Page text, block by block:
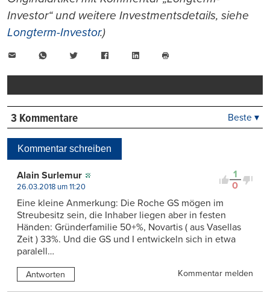
Investor“ und weitere Investmentsdetails, siehe
Longterm-Investor.)
WhatsAppTwitter FacebookLinkedIn
drucken
3 Kommentare Beste ▾
Kommentar schreiben
1
0
Alain Surlemur
26.03.2018 um 11:20
Eine kleine Anmerkung: Die Roche GS mögen im
Streubesitz sein, die Inhaber liegen aber in festen
Händen: Gründerfamilie 50+%, Novartis ( aus Vasellas
Zeit ) 33%. Und die GS und I entwickeln sich in etwa
paralell…
Antworten Kommentar melden